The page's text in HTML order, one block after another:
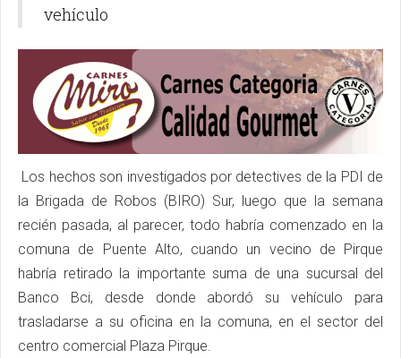
vehículo
Los hechos son investigados por detectives de la PDI de
la Brigada de Robos (BIRO) Sur, luego que la semana
recién pasada, al parecer, todo habría comenzado en la
comuna de Puente Alto, cuando un vecino de Pirque
habría retirado la importante suma de una sucursal del
Banco Bci, desde donde abordó su vehículo para
trasladarse a su oficina en la comuna, en el sector del
centro comercial Plaza Pirque.